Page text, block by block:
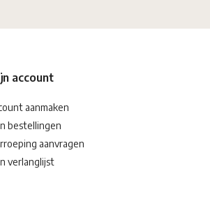
account
aanmaken
bestellingen
aanvragen
verlanglijst